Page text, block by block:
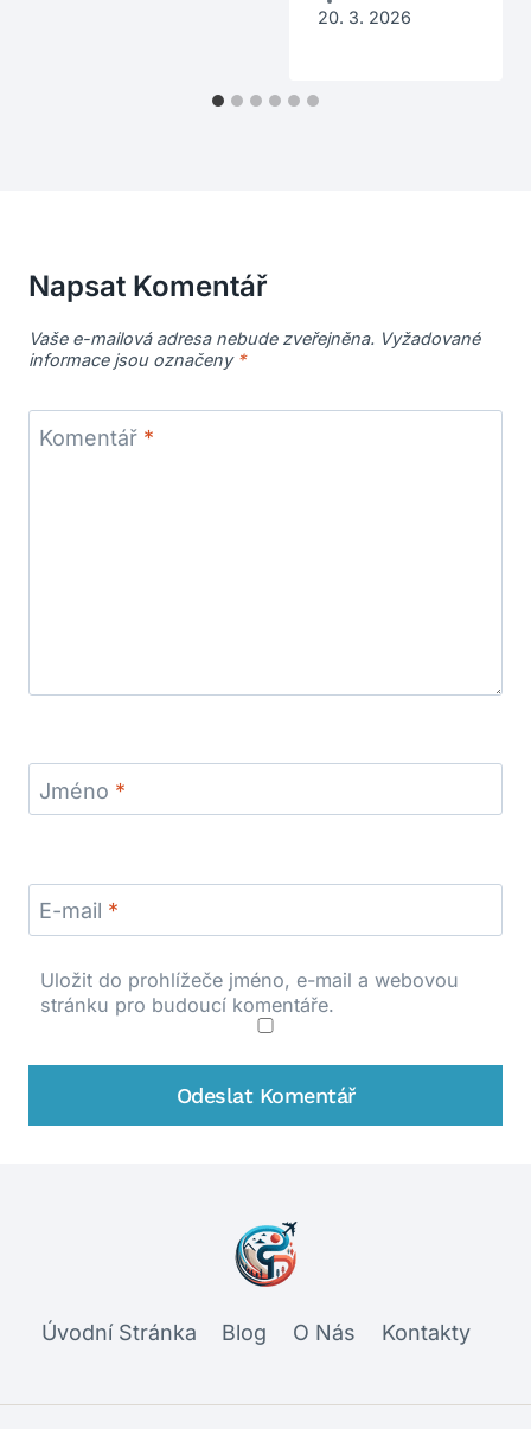
20. 3. 2026
Napsat Komentář
Vaše e-mailová adresa nebude zveřejněna. Vyžadované
informace jsou označeny *
Komentář *
Jméno *
E-mail *
Uložit do prohlížeče jméno, e-mail a webovou
stránku pro budoucí komentáře.
Úvodní Stránka Blog O Nás Kontakty